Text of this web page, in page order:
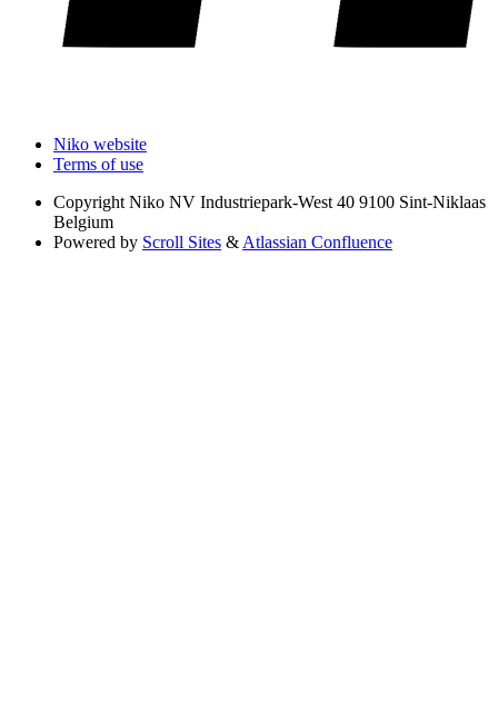
Niko website
Terms of use
Copyright Niko NV Industriepark-West 40 9100 Sint-Niklaas
Belgium
Powered by Scroll Sites & Atlassian Confluence